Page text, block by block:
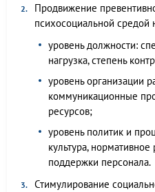
Продвижение
психосоциальной средой
уровень должности:
нагрузка, степень
уровень организации
коммуникационные
ресурсов;
уровень политик и
культура,
поддержки персонала.
Стимулирование